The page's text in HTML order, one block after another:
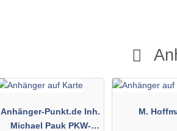
Anhänger-Punkt.de Inh.
Michael Pauk PKW-
M.